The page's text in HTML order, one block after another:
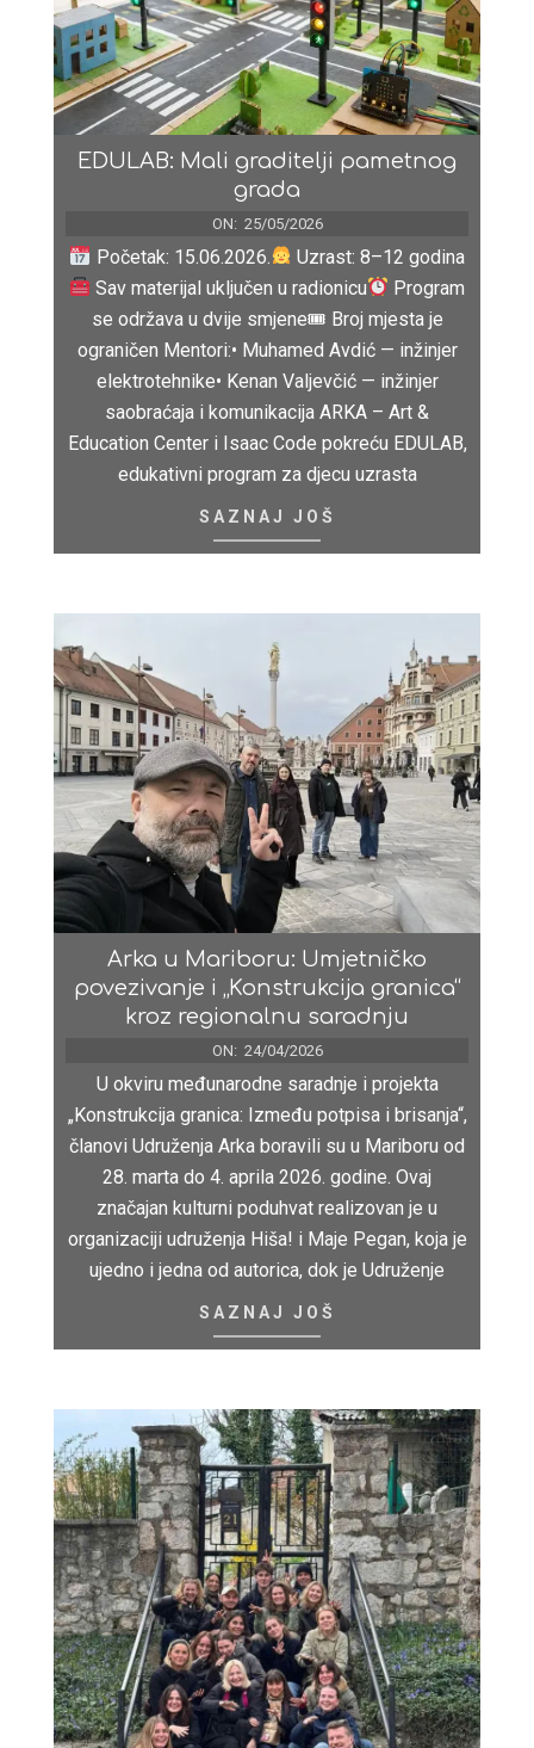
EDULAB: Mali graditelji pametnog
grada
ON: 25/05/2026
Početak: 15.06.2026.
Uzrast: 8–12 godina
Sav materijal uključen u radionicu
Program
se održava u dvije smjene🎟 Broj mjesta je
ograničen Mentori:• Muhamed Avdić — inžinjer
elektrotehnike• Kenan Valjevčić — inžinjer
saobraćaja i komunikacija ARKA – Art &
Education Center i Isaac Code pokreću EDULAB,
edukativni program za djecu uzrasta
SAZNAJ JOŠ
Arka u Mariboru: Umjetničko
povezivanje i „Konstrukcija granica“
kroz regionalnu saradnju
ON: 24/04/2026
U okviru međunarodne saradnje i projekta
„Konstrukcija granica: Između potpisa i brisanja“,
članovi Udruženja Arka boravili su u Mariboru od
28. marta do 4. aprila 2026. godine. Ovaj
značajan kulturni poduhvat realizovan je u
organizaciji udruženja Hiša! i Maje Pegan, koja je
ujedno i jedna od autorica, dok je Udruženje
SAZNAJ JOŠ